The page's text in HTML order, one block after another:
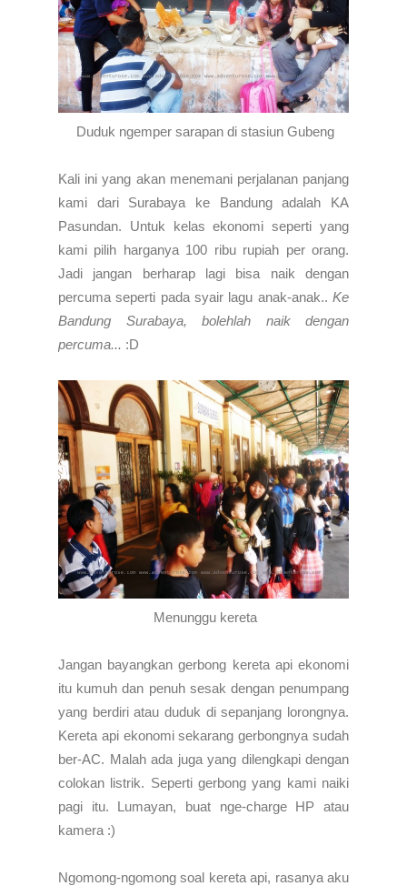
Duduk ngemper sarapan di stasiun Gubeng
Kali ini yang akan menemani perjalanan panjang
kami dari Surabaya ke Bandung adalah KA
Pasundan. Untuk kelas ekonomi seperti yang
kami pilih harganya 100 ribu rupiah per orang.
Jadi jangan berharap lagi bisa naik dengan
percuma seperti pada syair lagu anak-anak.. Ke
Bandung Surabaya, bolehlah naik dengan
percuma... :D
Menunggu kereta
Jangan bayangkan gerbong kereta api ekonomi
itu kumuh dan penuh sesak dengan penumpang
yang berdiri atau duduk di sepanjang lorongnya.
Kereta api ekonomi sekarang gerbongnya sudah
ber-AC. Malah ada juga yang dilengkapi dengan
colokan listrik. Seperti gerbong yang kami naiki
pagi itu. Lumayan, buat nge-charge HP atau
kamera :)
Ngomong-ngomong soal kereta api, rasanya aku